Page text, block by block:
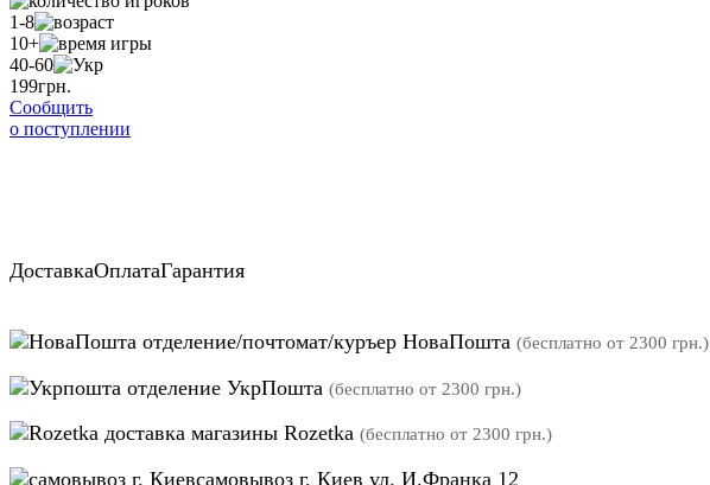
1-8
10+
40-60
199грн.
Сообщить
о поступлении
ДоставкаОплатаГарантия
отделение/почтомат/куръер НоваПошта (бесплатно от 2300 грн.)
отделение УкрПошта (бесплатно от 2300 грн.)
магазины Rozetka (бесплатно от 2300 грн.)
самовывоз г. Киев ул. И.Франка 12